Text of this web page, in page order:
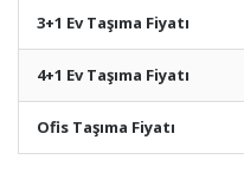
3+1 Ev Taşıma Fiyatı
4+1 Ev Taşıma Fiyatı
Ofis Taşıma Fiyatı